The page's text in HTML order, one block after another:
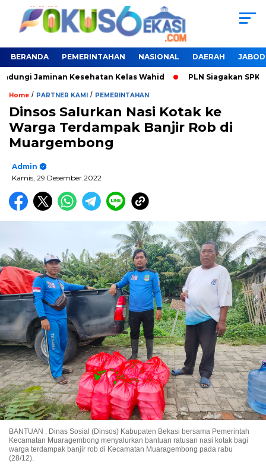
BERANDA PEMERINTAHAN NASIONAL DAERAH
Jaminan Kesehatan Kelas Wahid PLN Siagakan
Home / PARTNER KAMI / PEMERINTAHAN
Dinsos Salurkan Nasi Kotak ke
Warga Terdampak Banjir Rob di
Muargembong
Admin
Kamis, 29 Desember 2022
BANTUAN : Dinas Sosial (Dinsos) Kabupaten Bekasi bersama Pemerintah
Kecamatan Muaragembong menyalurkan bantuan ratusan nasi kotak bagi
warga terdampak banjir rob di Kecamatan Muaragembong pada rabu
(28/12).